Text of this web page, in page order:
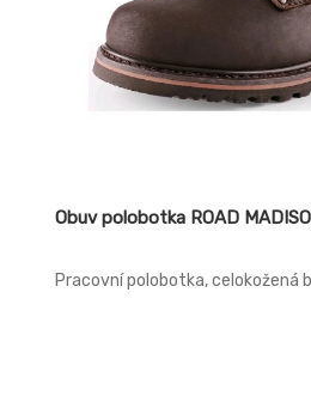
Obuv polobotka ROAD
Pracovní polobotka, celokožená